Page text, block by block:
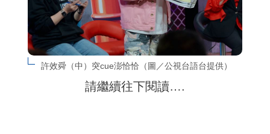
許效舜（中）突cue澎恰恰（圖／公視台語台提供）
請繼續往下閱讀….